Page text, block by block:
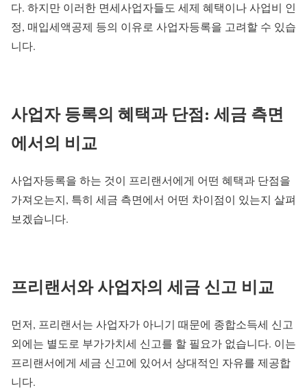
다. 하지만 이러한 면세사업자들도 세제 혜택이나 사업비 인
정, 매입세액공제 등의 이유로 사업자등록을 고려할 수 있습
니다.
사업자 등록의 혜택과 단점: 세금 측면
에서의 비교
사업자등록을 하는 것이 프리랜서에게 어떤 혜택과 단점을
가져오는지, 특히 세금 측면에서 어떤 차이점이 있는지 살펴
보겠습니다.
프리랜서와 사업자의 세금 신고 비교
먼저, 프리랜서는 사업자가 아니기 때문에 종합소득세 신고
외에는 별도로 부가가치세 신고를 할 필요가 없습니다. 이는
프리랜서에게 세금 신고에 있어서 상대적인 자유를 제공합
니다.